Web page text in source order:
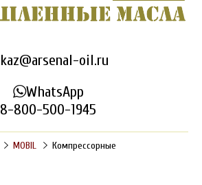
oil.ru
WhatsApp
8-800-500-1945
MOBIL Компрессорные